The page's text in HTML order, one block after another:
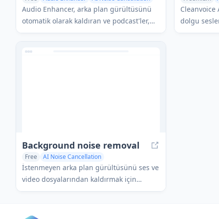
Audio Enhancer, arka plan gürültüsünü
otomatik olarak kaldıran ve podcast'ler,
videolar, müzik ve daha fazlası için ses
araçtır.
AI Noise
Cleanvoice
dolgu
Background noise removal
Free
AI Noise Cancellation
Voice & Audio Editing
İstenmeyen arka plan gürültüsünü ses ve
video dosyalarından kaldırmak için
gelişmiş AI teknolojisini kullanan güçlü
kalitesi için gerçek zamanlı gürültü iptali